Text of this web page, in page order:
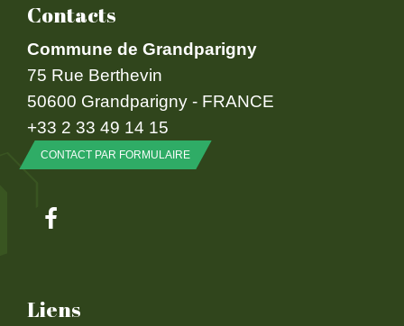
Contacts
Commune de Grandparigny
75 Rue Berthevin
50600 Grandparigny - FRANCE
+33 2 33 49 14 15
CONTACT PAR FORMULAIRE
Liens